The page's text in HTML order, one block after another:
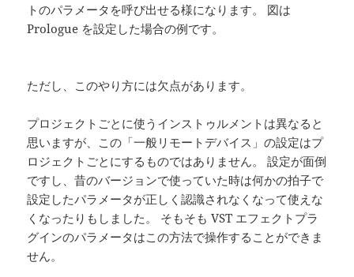
トのパラメータを呼び出せる様になります。 図は
Prologue を設定した場合の例です。
ただし、このやり方には欠点があります。
プロジェクトごとに使うインストゥルメントは異なると
思いますが、この「一般リモートデバイス」の設定はプ
ロジェクトごとにするものではありません。 設定が面倒
ですし、昔のバージョンで使っていた時は何かの拍子で
設定したパラメータが正しく認識されなくなって使えな
くなったりもしました。 そもそも VST エフェクトプラ
グインのパラメータはこの方法で操作することができま
せん。